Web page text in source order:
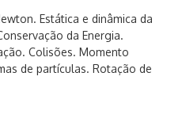
Estática e dinâmica da
da Energia.
Colisões. Momento
de partículas. Rotação de